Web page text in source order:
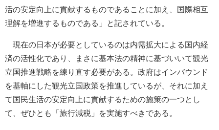
活の安定向上に貢献するものであることに加え、国際相互
理解を増進するものである」と記されている。
現在の日本が必要としているのは内需拡大による国内経
済の活性化であり、まさに基本法の精神に基づいいて観光
立国推進戦略を練り直す必要がある。政府はインバウンド
を基軸にした観光立国政策を推進しているが、それに加え
て国民生活の安定向上に貢献するための施策の一つとし
て、ぜひとも「旅行減税」を実施すべきである。